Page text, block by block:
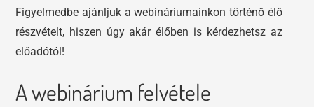
Figyelmedbe ajánljuk a webináriumainkon történő élő
részvételt, hiszen úgy akár élőben is kérdezhetsz az
előadótól!
A webinárium felvétele